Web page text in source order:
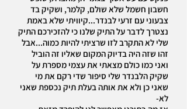
חשבון חשמל שלא שולם, קלמר, ושקיק בד
צבעוני עם זרעי לבנדר...קיוויתי שלא באמת
נצטרך לדבר על התיק שלנו כי להזכירכם התיק
שלי לא התקרב לזו שרציתי להיות כמוה...אבל
זהו שזה היה בדיוק המקום שאליו זה הוביל
ואני כמו כולם מצאתי את עצמי מספרת על
שקיק הלבנדר שלי סיפור שדי רקם את מי
שאני כן ולא את אותה בעלת תיק נכספת שאני
לא-